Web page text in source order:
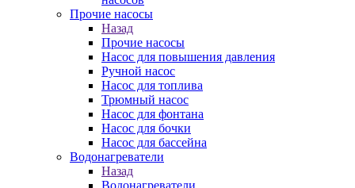
Прочие насосы
Назад
Прочие насосы
Насос для повышения давления
Ручной насос
Насос для топлива
Трюмный насос
Насос для фонтана
Насос для бочки
Насос для бассейна
Водонагреватели
Назад
Водонагреватели